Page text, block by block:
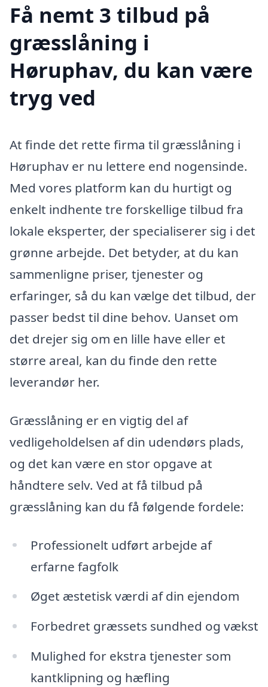
Få nemt 3 tilbud på
græsslåning i
Høruphav, du kan være
tryg ved
At finde det rette firma til græsslåning i
Høruphav er nu lettere end nogensinde.
Med vores platform kan du hurtigt og
enkelt indhente tre forskellige tilbud fra
lokale eksperter, der specialiserer sig i det
grønne arbejde. Det betyder, at du kan
sammenligne priser, tjenester og
erfaringer, så du kan vælge det tilbud, der
passer bedst til dine behov. Uanset om
det drejer sig om en lille have eller et
større areal, kan du finde den rette
leverandør her.
Græsslåning er en vigtig del af
vedligeholdelsen af din udendørs plads,
og det kan være en stor opgave at
håndtere selv. Ved at få tilbud på
græsslåning kan du få følgende fordele:
Professionelt udført arbejde af
erfarne fagfolk
Øget æstetisk værdi af din ejendom
Forbedret græssets sundhed og vækst
Mulighed for ekstra tjenester som
kantklipning og hæfling